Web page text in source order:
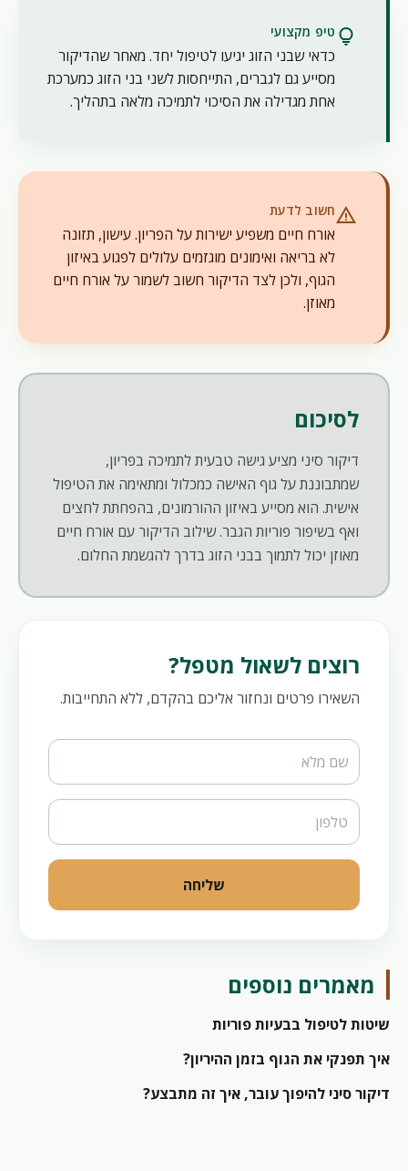
lightbulb טיפ מקצועי
כדאי שבני הזוג יגיעו לטיפול יחד. מאחר שהדיקור
מסייע גם לגברים, התייחסות לשני בני הזוג כמערכת
אחת מגדילה את הסיכוי לתמיכה מלאה בתהליך.
warningחשוב לדעת
אורח חיים משפיע ישירות על הפריון. עישון, תזונה
לא בריאה ואימונים מוגזמים עלולים לפגוע באיזון
הגוף, ולכן לצד הדיקור חשוב לשמור על אורח חיים
מאוזן.
לסיכום
דיקור סיני מציע גישה טבעית לתמיכה בפריון,
שמתבוננת על גוף האישה כמכלול ומתאימה את הטיפול
אישית. הוא מסייע באיזון ההורמונים, בהפחתת לחצים
ואף בשיפור פוריות הגבר. שילוב הדיקור עם אורח חיים
מאוזן יכול לתמוך בבני הזוג בדרך להגשמת החלום.
רוצים לשאול מטפל?
השאירו פרטים ונחזור אליכם בהקדם, ללא התחייבות.
Website
שליחה
מאמרים נוספים
שיטות לטיפול בבעיות פוריות
איך תפנקי את הגוף בזמן ההיריון?
דיקור סיני להיפוך עובר, איך זה מתבצע?